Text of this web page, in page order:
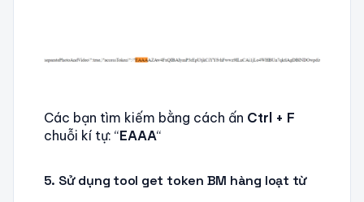
Các bạn tìm kiếm bằng cách ấn Ctrl + F
chuỗi kí tự: “EAAA“
5. Sử dụng tool get token BM hàng loạt từ